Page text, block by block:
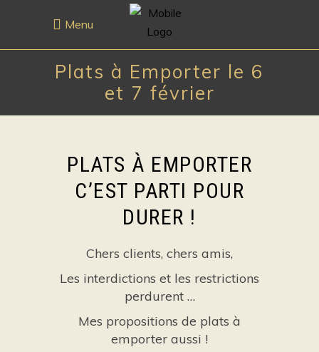
Menu
Plats à Emporter le 6
et 7 février
PLATS À EMPORTER
C’EST PARTI POUR
DURER !
Chers clients, chers amis,
Les interdictions et les restrictions
perdurent …
Mes propositions de plats à
emporter aussi !